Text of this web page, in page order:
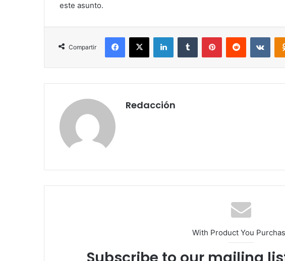
este asunto.
Compartir
Redacción
With Product You